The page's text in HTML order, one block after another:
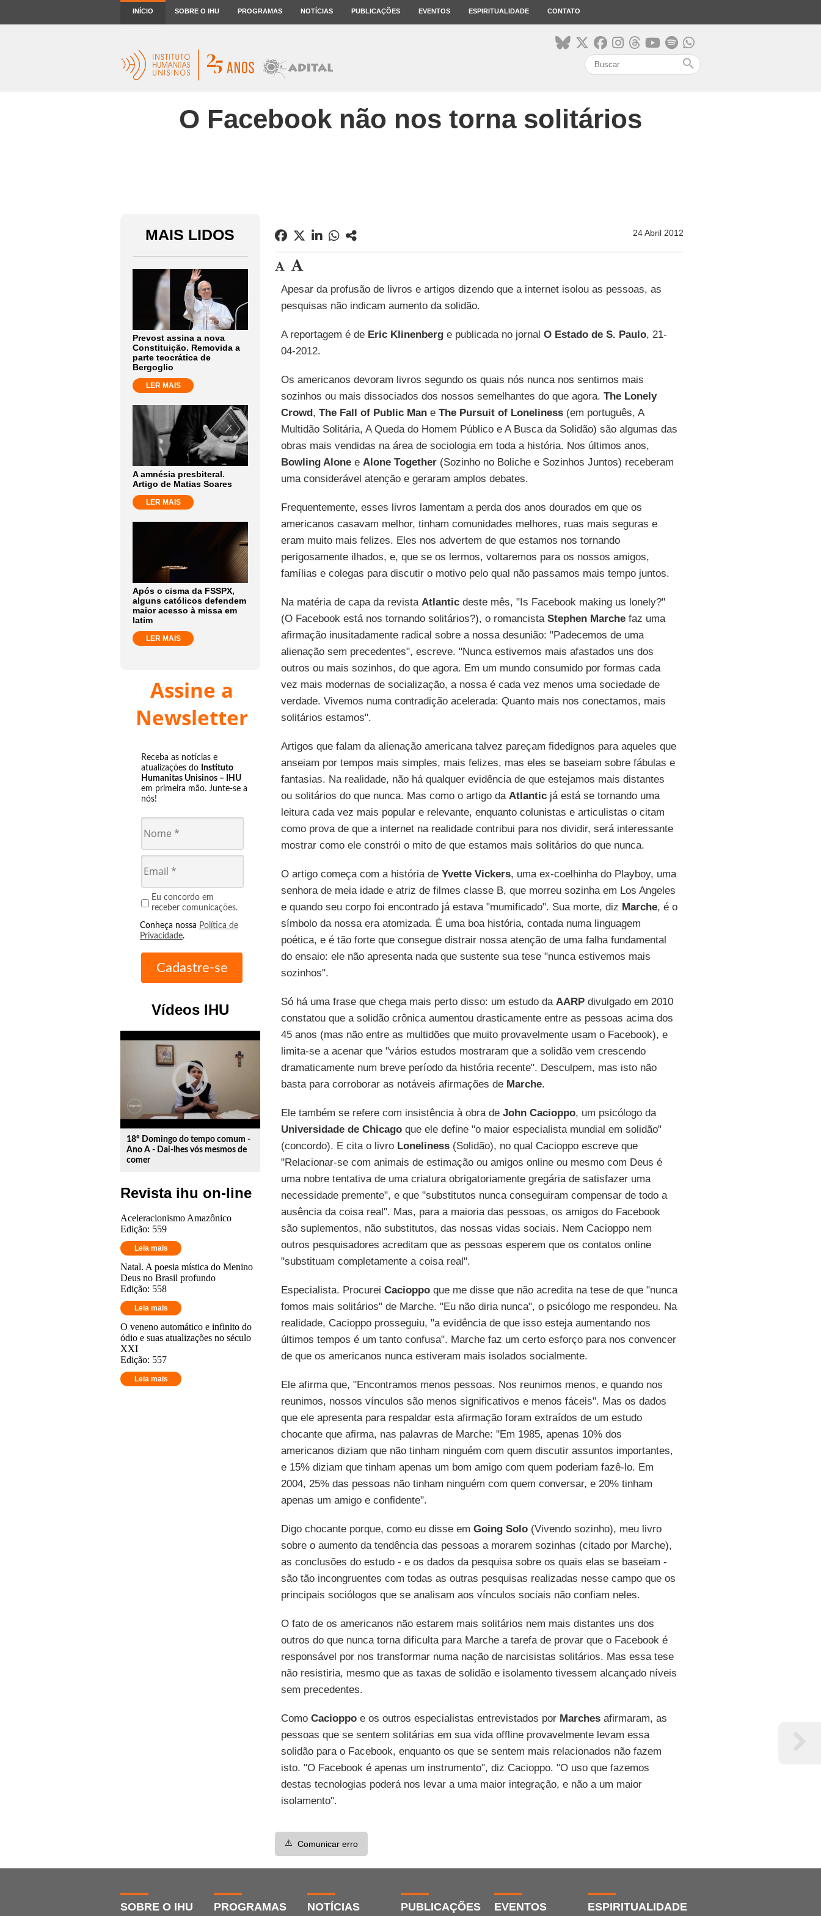
INÍCIO SOBRE O IHU PROGRAMAS NOTÍCIAS PUBLICAÇÕES EVENTOS ESPIRITUALIDADE CONTATO
search
O Facebook não nos torna solitários
MAIS LIDOS
Prevost assina a nova
Constituição. Removida a
parte teocrática de
Bergoglio
LER MAIS
A amnésia presbiteral.
Artigo de Matias Soares
LER MAIS
Após o cisma da FSSPX,
alguns católicos defendem
maior acesso à missa em
latim
LER MAIS
Assine a
Newsletter
Receba as notícias e
atualizações do Instituto
Humanitas Unisinos – IHU
em primeira mão. Junte-se a
nós!
Eu concordo em
receber comunicações.
Conheça nossa Política de
Privacidade.
Vídeos IHU
play_circle_outline
18º Domingo do tempo comum -
Ano A - Dai-lhes vós mesmos de
comer
Revista ihu on-line
Aceleracionismo Amazônico
Edição: 559
Leia mais
Natal. A poesia mística do Menino
Deus no Brasil profundo
Edição: 558
Leia mais
O veneno automático e infinito do
ódio e suas atualizações no século
XXI
Edição: 557
Leia mais
24 Abril 2012
Apesar da profusão de livros e artigos dizendo que a internet isolou as pessoas, as
pesquisas não indicam aumento da solidão.
A reportagem é de Eric Klinenberge publicada no jornal O Estado de S. Paulo, 21-
04-2012.
Os americanos devoram livros segundo os quais nós nunca nos sentimos mais
sozinhos ou mais dissociados dos nossos semelhantes do que agora. The Lonely
Crowd, The Fall of Public Mane The Pursuit of Loneliness(em português, A
Multidão Solitária, A Queda do Homem Público e A Busca da Solidão) são algumas das
obras mais vendidas na área de sociologia em toda a história. Nos últimos anos,
Bowling Alonee Alone Together(Sozinho no Boliche e Sozinhos Juntos) receberam
uma considerável atenção e geraram amplos debates.
Frequentemente, esses livros lamentam a perda dos anos dourados em que os
americanos casavam melhor, tinham comunidades melhores, ruas mais seguras e
eram muito mais felizes. Eles nos advertem de que estamos nos tornando
perigosamente ilhados, e, que se os lermos, voltaremos para os nossos amigos,
famílias e colegas para discutir o motivo pelo qual não passamos mais tempo juntos.
Na matéria de capa da revista Atlanticdeste mês, "Is Facebook making us lonely?"
(O Facebook está nos tornando solitários?), o romancista Stephen Marchefaz uma
afirmação inusitadamente radical sobre a nossa desunião: "Padecemos de uma
alienação sem precedentes", escreve. "Nunca estivemos mais afastados uns dos
outros ou mais sozinhos, do que agora. Em um mundo consumido por formas cada
vez mais modernas de socialização, a nossa é cada vez menos uma sociedade de
verdade. Vivemos numa contradição acelerada: Quanto mais nos conectamos, mais
solitários estamos".
Artigos que falam da alienação americana talvez pareçam fidedignos para aqueles que
anseiam por tempos mais simples, mais felizes, mas eles se baseiam sobre fábulas e
fantasias. Na realidade, não há qualquer evidência de que estejamos mais distantes
ou solitários do que nunca. Mas como o artigo da Atlanticjá está se tornando uma
leitura cada vez mais popular e relevante, enquanto colunistas e articulistas o citam
como prova de que a internet na realidade contribui para nos dividir, será interessante
mostrar como ele constrói o mito de que estamos mais solitários do que nunca.
O artigo começa com a história de Yvette Vickers, uma ex-coelhinha do Playboy, uma
senhora de meia idade e atriz de filmes classe B, que morreu sozinha em Los Angeles
e quando seu corpo foi encontrado já estava "mumificado". Sua morte, diz Marche, é o
símbolo da nossa era atomizada. É uma boa história, contada numa linguagem
poética, e é tão forte que consegue distrair nossa atenção de uma falha fundamental
do ensaio: ele não apresenta nada que sustente sua tese "nunca estivemos mais
sozinhos".
Só há uma frase que chega mais perto disso: um estudo da AARPdivulgado em 2010
constatou que a solidão crônica aumentou drasticamente entre as pessoas acima dos
45 anos (mas não entre as multidões que muito provavelmente usam o Facebook), e
limita-se a acenar que "vários estudos mostraram que a solidão vem crescendo
dramaticamente num breve período da história recente". Desculpem, mas isto não
basta para corroborar as notáveis afirmações de Marche.
Ele também se refere com insistência à obra de John Cacioppo, um psicólogo da
Universidade de Chicagoque ele define "o maior especialista mundial em solidão"
(concordo). E cita o livroLoneliness(Solidão), no qual Cacioppo escreve que
"Relacionar-se com animais de estimação ou amigos online ou mesmo com Deus é
uma nobre tentativa de uma criatura obrigatoriamente gregária de satisfazer uma
necessidade premente", e que "substitutos nunca conseguiram compensar de todo a
ausência da coisa real". Mas, para a maioria das pessoas, os amigos do Facebook
são suplementos, não substitutos, das nossas vidas sociais. Nem Cacioppo nem
outros pesquisadores acreditam que as pessoas esperem que os contatos online
"substituam completamente a coisa real".
Especialista. Procurei Cacioppoque me disse que não acredita na tese de que "nunca
fomos mais solitários" de Marche. "Eu não diria nunca", o psicólogo me respondeu. Na
realidade, Cacioppo prosseguiu, "a evidência de que isso esteja aumentando nos
últimos tempos é um tanto confusa". Marche faz um certo esforço para nos convencer
de que os americanos nunca estiveram mais isolados socialmente.
Ele afirma que, "Encontramos menos pessoas. Nos reunimos menos, e quando nos
reunimos, nossos vínculos são menos significativos e menos fáceis". Mas os dados
que ele apresenta para respaldar esta afirmação foram extraídos de um estudo
chocante que afirma, nas palavras de Marche: "Em 1985, apenas 10% dos
americanos diziam que não tinham ninguém com quem discutir assuntos importantes,
e 15% diziam que tinham apenas um bom amigo com quem poderiam fazê-lo. Em
2004, 25% das pessoas não tinham ninguém com quem conversar, e 20% tinham
apenas um amigo e confidente".
Digo chocante porque, como eu disse em Going Solo(Vivendo sozinho), meu livro
sobre o aumento da tendência das pessoas a morarem sozinhas (citado por Marche),
as conclusões do estudo - e os dados da pesquisa sobre os quais elas se baseiam -
são tão incongruentes com todas as outras pesquisas realizadas nesse campo que os
principais sociólogos que se analisam aos vínculos sociais não confiam neles.
O fato de os americanos não estarem mais solitários nem mais distantes uns dos
outros do que nunca torna dificulta para Marche a tarefa de provar que o Facebook é
responsável por nos transformar numa nação de narcisistas solitários. Mas essa tese
não resistiria, mesmo que as taxas de solidão e isolamento tivessem alcançado níveis
sem precedentes.
Como Cacioppoe os outros especialistas entrevistados por Marchesafirmaram, as
pessoas que se sentem solitárias em sua vida offline provavelmente levam essa
solidão para o Facebook, enquanto os que se sentem mais relacionados não fazem
isto. "O Facebook é apenas um instrumento", diz Cacioppo. "O uso que fazemos
destas tecnologias poderá nos levar a uma maior integração, e não a um maior
isolamento".
⚠️ Comunicar erro
SOBRE O IHU PROGRAMAS NOTÍCIAS PUBLICAÇÕES EVENTOS ESPIRITUALIDADE